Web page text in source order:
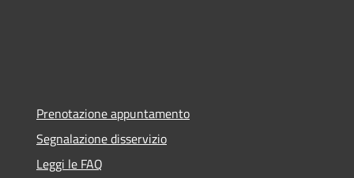
Prenotazione appuntamento
Segnalazione disservizio
Leggi le FAQ